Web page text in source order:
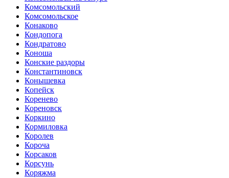
Комсомольский
Комсомольское
Конаково
Кондопога
Кондратово
Коноша
Конские раздоры
Константиновск
Конышевка
Копейск
Коренево
Кореновск
Коркино
Кормиловка
Королев
Короча
Корсаков
Корсунь
Коряжма